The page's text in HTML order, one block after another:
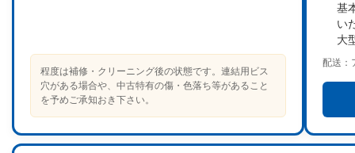
程度は補修・クリーニング後の状態です。連結用ビス
穴がある場合や、中古特有の傷・色落ち等があること
を予めご承知おき下さい。
基
い
大
配送：